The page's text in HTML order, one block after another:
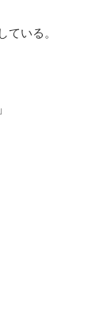
いる。